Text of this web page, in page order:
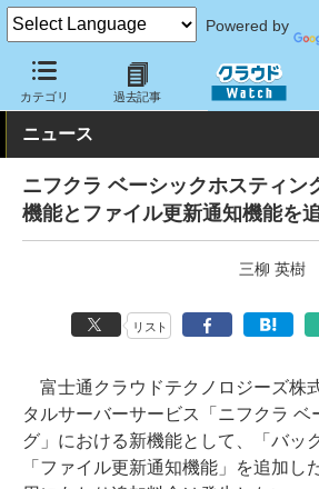
Powered by
カテゴリ 過去記事
クラウド Watch ハード・インフラ レン
ニュース
ニフクラ ベーシックホスティン
機能とファイル更新通知機能を
三柳 英樹
リスト
富士通クラウドテクノロジーズ株
タルサーバーサービス「ニフクラ ベ
グ」における新機能として、「バッ
「ファイル更新通知機能」を追加し